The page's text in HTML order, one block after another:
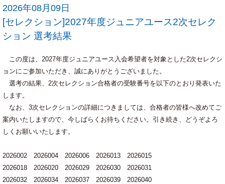
2026年08月09日
[セレクション]2027年度ジュニアユース2次セレク
ション 選考結果
この度は、2027年度ジュニアユース入会希望者を対象とした2次セレクシ
ョンにご参加いただき、誠にありがとうございました。
選考の結果、2次セレクション合格者の受験番号を以下のとおり発表いた
します。
なお、3次セレクションの詳細につきましては、合格者の皆様へ改めてご
案内いたしますので、今しばらくお待ちください。引き続き、どうぞよろ
しくお願いいたします。
2026002 2026004 2026006 2026013 2026015
2026018 2026020 2026029 2026030 2026031
2026032 2026034 2026037 2026039 2026040